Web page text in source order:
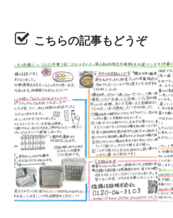
こちらの記事もどうぞ